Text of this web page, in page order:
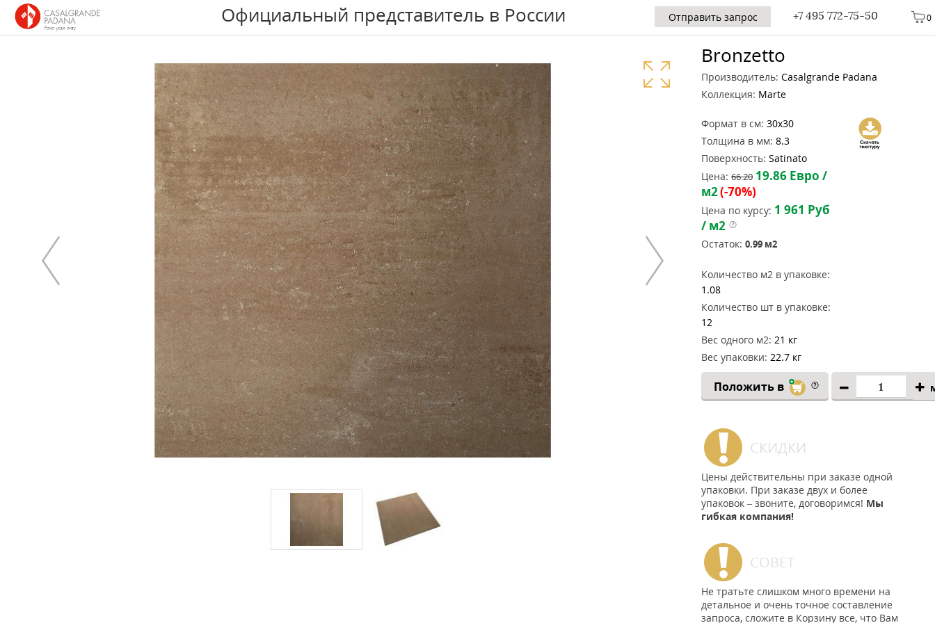
0
Официальный представитель в России +7 495 772-75-50
Отправить запрос
Bronzetto
Производитель: Casalgrande Padana
Коллекция: Marte
Формат в см: 30x30
Толщина в мм: 8.3
Поверхность: Satinato
Цена: 66.20 19.86 Евро /
м2(-70%)
Цена по курсу: 1 961 Руб
/ м2
Остаток: 0.99 м2
Количество м2 в упаковке:
1.08
Количество шт в упаковке:
12
Вес одного м2: 21 кг
Вес упаковки: 22.7 кг
Положить в
СКИДКИ
Цены действительны при заказе одной
упаковки. При заказе двух и более
упаковок – звоните, договоримся! Мы
гибкая компания!
СОВЕТ
Не тратьте слишком много времени на
детальное и очень точное составление
запроса, сложите в Корзину все, что Вам